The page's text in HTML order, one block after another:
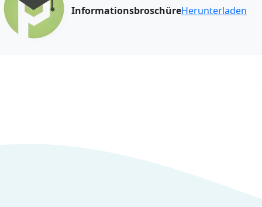
InformationsbroschüreHerunterladen